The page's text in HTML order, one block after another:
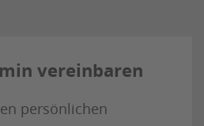
vereinbaren
persönlichen